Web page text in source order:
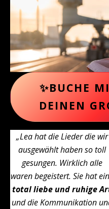
✨BUCHE
DEINEN
„Lea hat die Lieder die wir
ausgewählt haben so toll
gesungen. Wirklich alle
waren begeistert. Sie hat
total liebe und ruhige
und die Kommunikation